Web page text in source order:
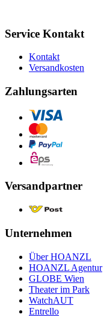
Service Kontakt
Kontakt
Versandkosten
Zahlungsarten
Versandpartner
Unternehmen
Über HOANZL
HOANZL Agentur
GLOBE Wien
Theater im Park
WatchAUT
Entrello